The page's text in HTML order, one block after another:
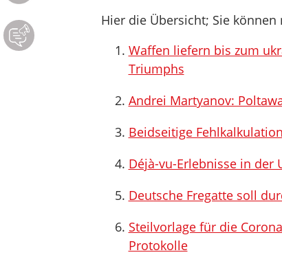
Hier die Übersicht; Sie
Waffen liefern bis zum
Triumphs
Andrei Martyanov:
Beidseitige
Déjà-vu-Erlebnisse in der
Deutsche Fregatte soll
Steilvorlage für die
Protokolle